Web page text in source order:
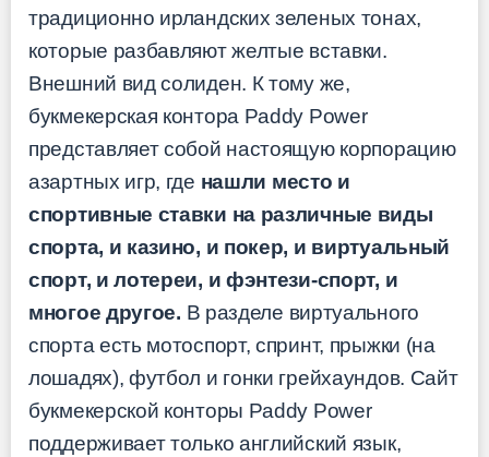
традиционно ирландских зеленых тонах,
которые разбавляют желтые вставки.
Внешний вид солиден. К тому же,
букмекерская контора Paddy Power
представляет собой настоящую корпорацию
азартных игр, где нашли место и
спортивные ставки на различные виды
спорта, и казино, и покер, и виртуальный
спорт, и лотереи, и фэнтези-спорт, и
многое другое. В разделе виртуального
спорта есть мотоспорт, спринт, прыжки (на
лошадях), футбол и гонки грейхаундов. Сайт
букмекерской конторы Paddy Power
поддерживает только английский язык,